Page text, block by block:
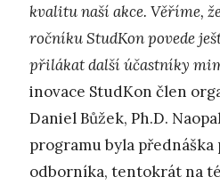
kvalitu naší akce. Věříme,
ročníku StudKon povede
přilákat další účastníky
inovace StudKon člen
Daniel Bůžek, Ph.D.
programu byla přednáška
odborníka, tentokrát na